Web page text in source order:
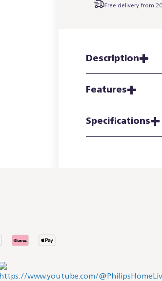
Free delivery from
Description
Features
Specifications